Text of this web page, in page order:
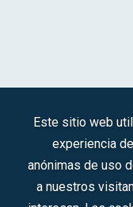
Sociedad Mercantil
Inscrita en el R.M. de
Este sitio web
experiencia
anónimas de uso
a nuestros